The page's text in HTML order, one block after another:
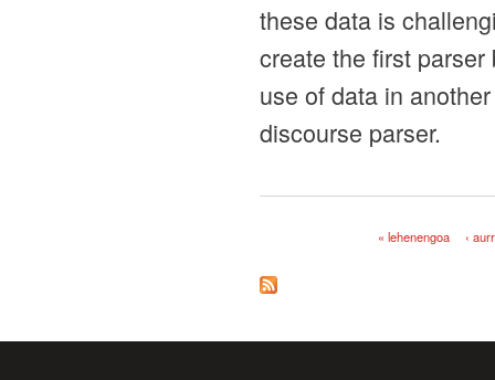
these data is
create the first
use of data in
discourse parser.
« lehenengoa ‹